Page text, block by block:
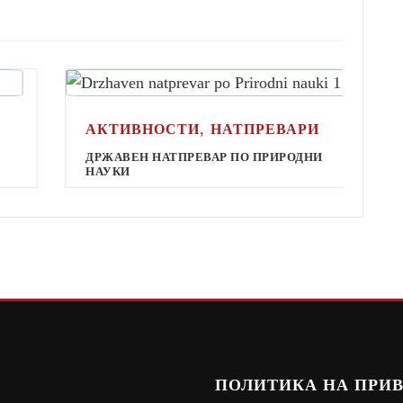
АКТИВНОСТИ,НАТПРЕВАРИ
ДРЖАВЕН НАТПРЕВАР ПО ПРИРОДНИ
НАУКИ
ПОЛИТИКА НА